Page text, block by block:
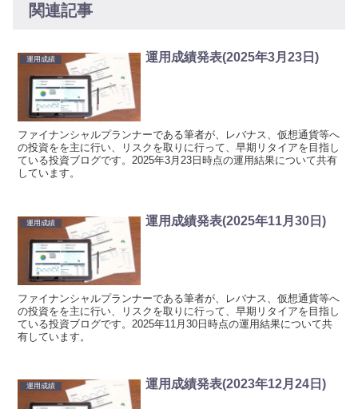
関連記事
運用成績 運用成績発表(2025年3月23日)
ファイナンシャルプランナーである筆者が、レバナス、仮想通貨等へ
の投資をを主に行い、リスクを取りに行って、早期リタイアを目指し
ている投資ブログです。2025年3月23日時点の運用結果について共有
しています。
運用成績 運用成績発表(2025年11月30日)
ファイナンシャルプランナーである筆者が、レバナス、仮想通貨等へ
の投資をを主に行い、リスクを取りに行って、早期リタイアを目指し
ている投資ブログです。2025年11月30日時点の運用結果について共
有しています。
運用成績 運用成績発表(2023年12月24日)